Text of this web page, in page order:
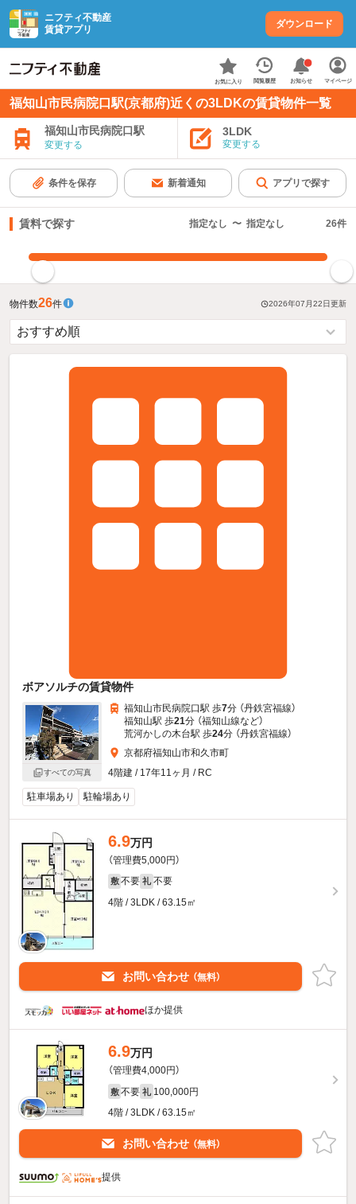
ニフティ不動産
賃貸アプリ
ダウンロード
お気に入り 閲覧履歴 お知らせ マイページ
福知山市民病院口駅(京都府)近くの3LDKの賃貸物件一覧
福知山市民病院口駅
変更する
3LDK
変更する
条件を保存 新着通知 アプリで探す
賃料で探す 指定なし 〜 指定なし 26件
物件数26件 2026年07月22日更新
ボアソルチの賃貸物件
すべての写真
福知山市民病院口駅 歩7分 （丹鉄宮福線）
福知山駅 歩21分 （福知山線など）
荒河かしの木台駅 歩24分 （丹鉄宮福線）
京都府福知山市和久市町
4階建 / 17年11ヶ月 / RC
駐車場あり 駐輪場あり
6.9万円
（管理費5,000円）
敷 不要 礼 不要
4階 / 3LDK / 63.15㎡
お問い合わせ （無料）
ほか提供
6.9万円
（管理費4,000円）
敷 不要 礼 100,000円
4階 / 3LDK / 63.15㎡
お問い合わせ （無料）
提供